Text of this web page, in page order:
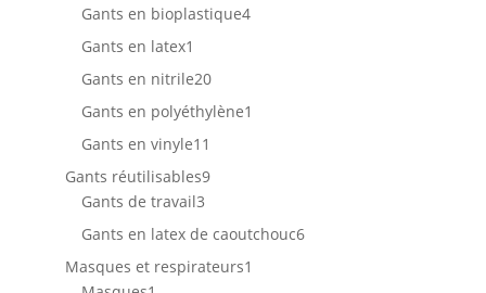
produits
Gants en bioplastique44
Gants en latex1
produit
Gants en nitrile2020
produits
Gants en polyéthylène1
Gants en vinyle11
Gants réutilisables99
Gants de travail33
produits
Gants en latex de caoutchouc66
Masques et respirateurs1